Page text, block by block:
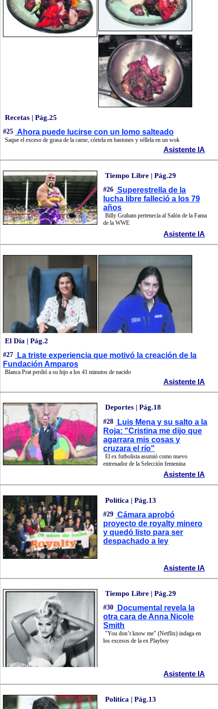
Recetas | Pág.25
#25 Ahora puede lucirse con un lomo salteado
Saque el exceso de grasa de la carne, córtela en bastones y séllela en un wok
Asistente IA
Tiempo Libre | Pág.29
#26 Superestrella de la
lucha libre falleció a los 79
años
Billy Graham pertenecía al Salón de la Fama
de la WWE
Asistente IA
El Día | Pág.2
#27
La triste experiencia que motivó la creación de la
Fundación Amparos
Blanca Prat perdió a su hijo a los 41 minutos de nacido
Asistente IA
Deportes | Pág.18
#28
Luis Mena y su salto a la
Roja: "Cristina me dijo que
agarrara mis cosas y
cruzara el río"
El ex futbolista asumió como nuevo
entrenador de la Selección femenina
Asistente IA
Política | Pág.13
#29 Cámara aprobó
proyecto de royalty minero
y quedó listo para ser
despachado a ley
Asistente IA
Tiempo Libre | Pág.29
#30
Documental revela la
otra cara de Anna Nicole
Smith
"You don’t know me" (Netflix) indaga en
los excesos de la ex Playboy
Asistente IA
Política | Pág.13